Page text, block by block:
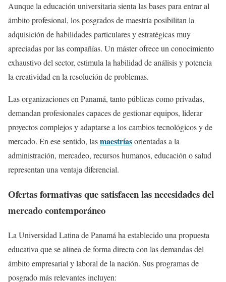
Aunque la educación universitaria sienta las bases para entrar al
ámbito profesional, los posgrados de maestría posibilitan la
adquisición de habilidades particulares y estratégicas muy
apreciadas por las compañías. Un máster ofrece un conocimiento
exhaustivo del sector, estimula la habilidad de análisis y potencia
la creatividad en la resolución de problemas.
Las organizaciones en Panamá, tanto públicas como privadas,
demandan profesionales capaces de gestionar equipos, liderar
proyectos complejos y adaptarse a los cambios tecnológicos y de
mercado. En ese sentido, lasmaestríasorientadas a la
administración, mercadeo, recursos humanos, educación o salud
representan una ventaja diferencial.
Ofertas formativas que satisfacen las necesidades del
mercado contemporáneo
La Universidad Latina de Panamá ha establecido una propuesta
educativa que se alinea de forma directa con las demandas del
ámbito empresarial y laboral de la nación. Sus programas de
posgrado más relevantes incluyen: